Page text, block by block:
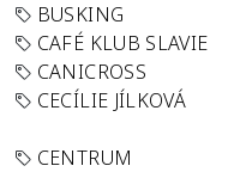
BUSKING
CAFÉ KLUB SLAVIE
CANICROSS
CECÍLIE JÍLKOVÁ
CENTRUM